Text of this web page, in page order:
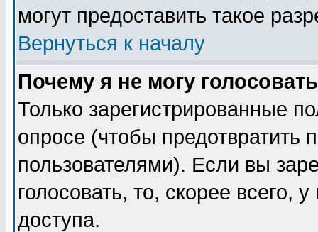
могут предоставить такое
Вернуться к началу
Почему я не могу
Только зарегистрированные
опросе (чтобы предотвратить
пользователями). Если вы
голосовать, то, скорее всего,
доступа.